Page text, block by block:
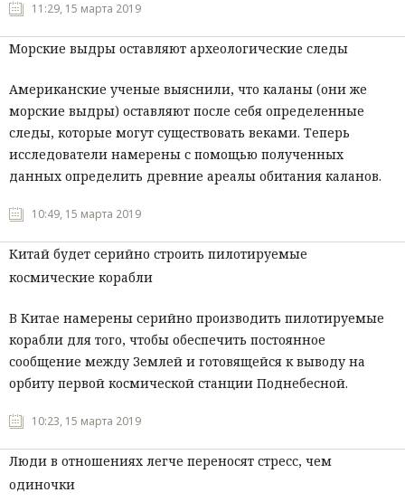
11:29, 15 марта 2019
Морские выдры оставляют археологические следы
Американские ученые выяснили, что каланы (они же
морские выдры) оставляют после себя определенные
следы, которые могут существовать веками. Теперь
исследователи намерены с помощью полученных
данных определить древние ареалы обитания каланов.
10:49, 15 марта 2019
Китай будет серийно строить пилотируемые
космические корабли
В Китае намерены серийно производить пилотируемые
корабли для того, чтобы обеспечить постоянное
сообщение между Землей и готовящейся к выводу на
орбиту первой космической станции Поднебесной.
10:23, 15 марта 2019
Люди в отношениях легче переносят стресс, чем
одиночки